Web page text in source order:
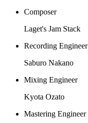
Composer
Laget's Jam Stack
Recording Engineer
Saburo Nakano
Mixing Engineer
Kyota Ozato
Mastering Engineer